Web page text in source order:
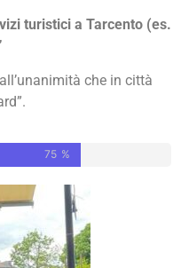
turistici a Tarcento (es.
che in città
75 %